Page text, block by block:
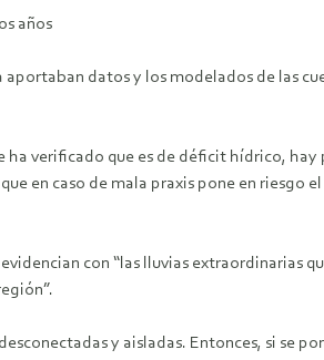
años
datos y los modelados de las
verificado que es de déficit hídrico,
en caso de mala praxis pone en riesgo
con “las lluvias extraordinarias
y aisladas. Entonces, si se